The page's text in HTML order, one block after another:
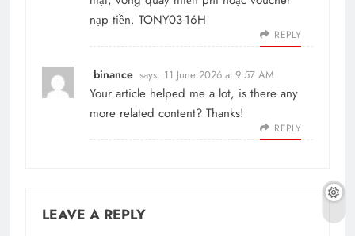
nạp tiền. TONY03-16H
REPLY
binance says: 11 June 2026 at 9:57 AM
Your article helped me a lot, is there any
more related content? Thanks!
REPLY
LEAVE A REPLY